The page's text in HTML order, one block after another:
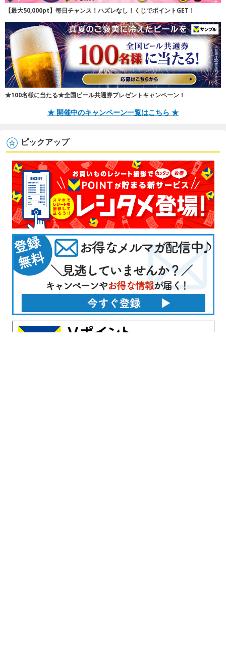
【最大50,000pt】毎日チャンス！ハズレなし！くじでポイントGET！
★100名様に当たる★全国ビール共通券プレゼントキャンペーン！
★ 開催中のキャンペーン一覧はこちら ★
ピックアップ